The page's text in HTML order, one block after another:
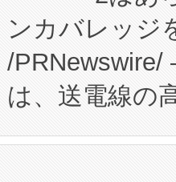
Fully-
プログラムに
に関する技術
構造化トレー
上げおよび
ーエネルギー
た。 Voltaiq
定、統合、導
安全性を追跡
増加してい
ンカバレッジ
/PRNewswire/
は、送電線の
や穀物倉庫に
リューショ